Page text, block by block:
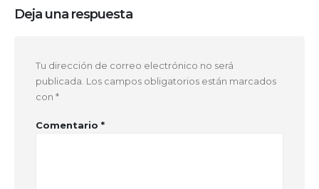
Deja una respuesta
Tu dirección de correo electrónico no será
publicada. Los campos obligatorios están marcados
con *
Comentario *